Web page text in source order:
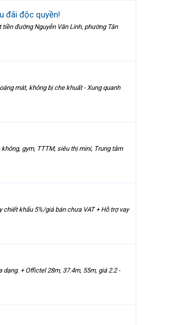
đãi độc quyền!
đường Nguyễn Văn Linh, phường Tân
mát, không bị che khuất - Xung quanh
gym, TTTM, siêu thị mini, Trung tâm
chiết khấu 5%/giá bán chưa VAT + Hỗ trợ vay
+ Offictel 28m, 37.4m, 55m, giá 2.2 -